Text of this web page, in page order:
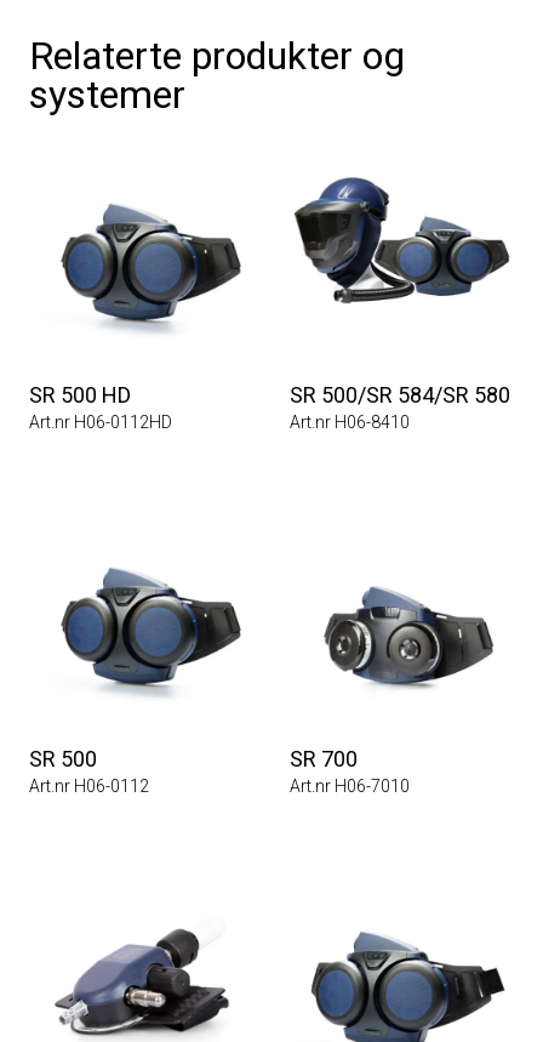
Relaterte produkter og
systemer
SR 500 HD
Art.nr H06-0112HD
SR 500/SR 584/SR 580
Art.nr H06-8410
SR 500
Art.nr H06-0112
SR 700
Art.nr H06-7010